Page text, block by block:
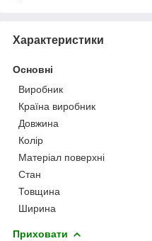
Характеристики
Основні
Виробник
Країна виробник
Довжина
Колір
Матеріал поверхні
Стан
Товщина
Ширина
Приховати